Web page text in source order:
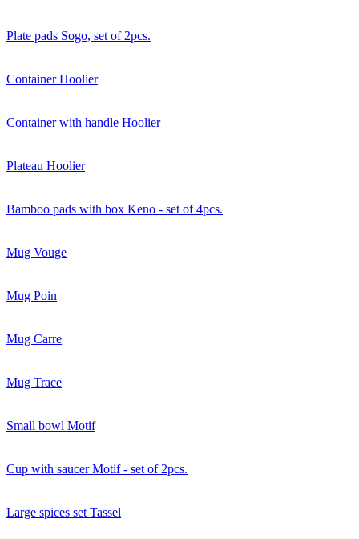
Plate pads Sogo, set of 2pcs.
Container Hoolier
Container with handle Hoolier
Plateau Hoolier
Bamboo pads with box Keno - set of 4pcs.
Mug Vouge
Mug Poin
Mug Carre
Mug Trace
Small bowl Motif
Cup with saucer Motif - set of 2pcs.
Large spices set Tassel